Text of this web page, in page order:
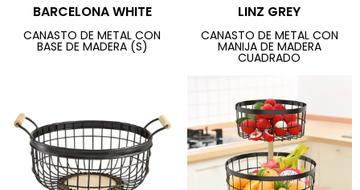
BARCELONA WHITE
CANASTO DE METAL CON
BASE DE MADERA (S)
LINZ GREY
CANASTO DE METAL CON
MANIJA DE MADERA
CUADRADO